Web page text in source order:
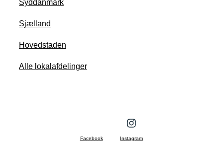
Syddanmark
Sjælland
Hovedstaden
Alle lokalafdelinger
Facebook Instagram